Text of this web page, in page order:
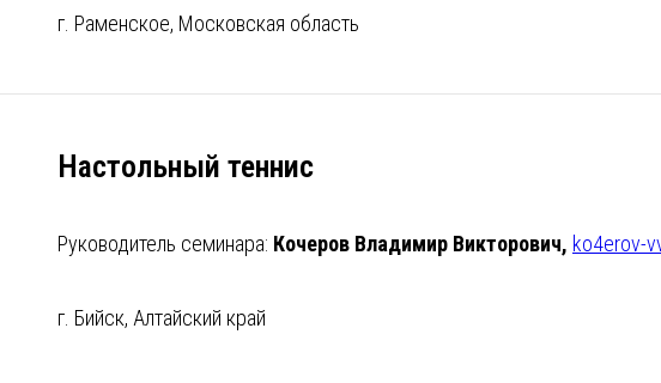
г. Раменское, Московская область
Настольный теннис
Руководитель семинара: Кочеров Владимир Викторович, ko4erov-
г. Бийск, Алтайский край